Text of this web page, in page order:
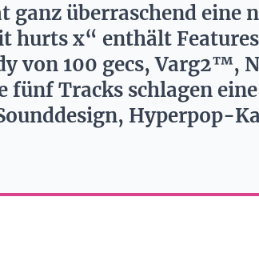
ganz überraschend eine
hurts x“ enthält
von 100 gecs, Varg2™,
fünf Tracks schlagen
Hyperpop-